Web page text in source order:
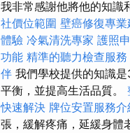
我非常感謝他將他的知識
社價位範圍 壁癌修復專業
體驗 冷氣清洗專家 護照
功能 精準的聽力檢查服務
伴 我們學校提供的知識
平衡，並提高生活品質。
快速解決 牌位安置服務介
張，緩解疼痛，延緩身體